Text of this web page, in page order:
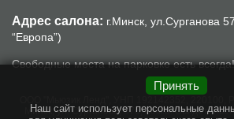
Адрес салона: г.Минск, ул.Сурганова
“Европа”)
Свободные места на парковке есть всегда!
Минск, ул. Сурганова, 57б, пом.8.
Принять
Наш сайт использует персональные